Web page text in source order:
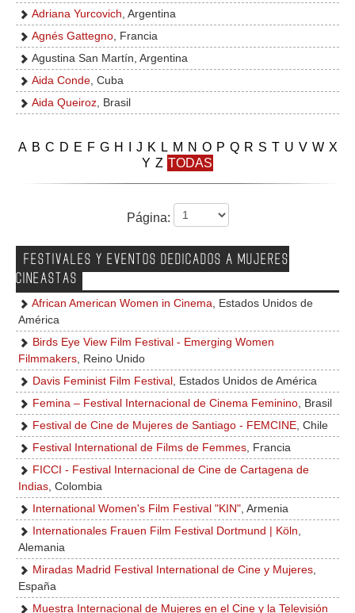
Adriana Yurcovich , Argentina
Agnés Gattegno , Francia
Agustina San Martín, Argentina
Aida Conde , Cuba
Aida Queiroz , Brasil
A B C D E F G H J K L M N O P Q R S T U V W X
Y Z TODAS
Página:
FESTIVALES Y EVENTOS DEDICADOS A MUJERES
CINEASTAS
African American Women in Cinema , Estados Unidos de
América
Birds Eye View Film Festival - Emerging Women
Filmmakers , Reino Unido
Davis Feminist Film Festival
, Estados Unidos de América
Femina – Festival Internacional de Cinema Feminino , Brasil
Festival de Cine de Mujeres de Santiago - FEMCINE , Chile
Festival International de Films de Femmes , Francia
FICCI - Festival Internacional de Cine de Cartagena de
Indias , Colombia
International Women's Film Festival "KIN" , Armenia
Internationales Frauen Film Festival Dortmund | Köln
Alemania
Miradas Madrid Festival International de Cine y Mujeres
España
Muestra Internacional de Mujeres en el Cine y la Televisión